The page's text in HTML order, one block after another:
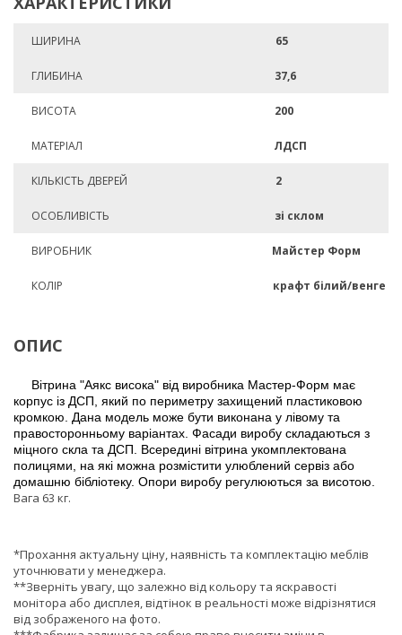
ШИРИНА 65
ГЛИБИНА 37,6
ВИСОТА 200
МАТЕРІАЛ ЛДСП
КІЛЬКІСТЬ ДВЕРЕЙ 2
ОСОБЛИВІСТЬ зі склом
ВИРОБНИК Майстер Форм
КОЛІР крафт білий/венге
ОПИС
Вітрина "Аякс висока" від виробника Мастер-Форм має
корпус із ДСП, який по периметру захищений пластиковою
кромкою. Дана модель може бути виконана у лівому та
правосторонньому варіантах. Фасади виробу складаються з
міцного скла та ДСП. Всередині вітрина укомплектована
полицями, на які можна розмістити улюблений сервіз або
домашню бібліотеку. Опори виробу регулюються за висотою.
Вага 63 кг.
*Прохання актуальну ціну, наявність та комплектацію меблів
уточнювати у менеджера.
**Зверніть увагу, що залежно від кольору та яскравості
монітора або дисплея, відтінок в реальності може відрізнятися
від зображеного на фото.